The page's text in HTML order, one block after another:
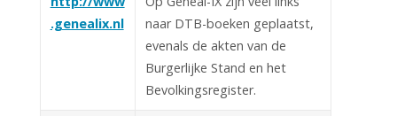
.genealix.nl
naar DTB-boeken geplaatst,
evenals de akten van de
Burgerlijke Stand en het
Bevolkingsregister.